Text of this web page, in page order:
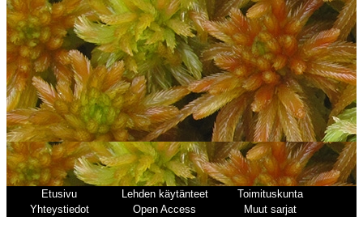
Etusivu Lehden käytänteet
Toimituskunta
Yhteystiedot
Open Access Muut sarjat